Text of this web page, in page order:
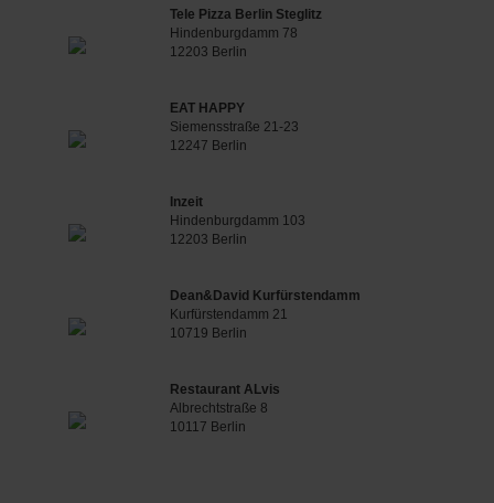
Tele Pizza Berlin Steglitz
Hindenburgdamm 78
12203 Berlin
EAT HAPPY
Siemensstraße 21-23
12247 Berlin
Inzeit
Hindenburgdamm 103
12203 Berlin
Dean&David Kurfürstendamm
Kurfürstendamm 21
10719 Berlin
Restaurant ALvis
Albrechtstraße 8
10117 Berlin